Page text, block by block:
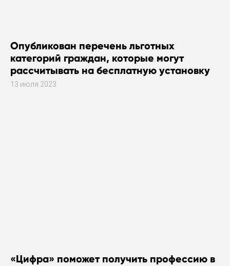
Опубликован перечень льготных
категорий граждан, которые могут
рассчитывать на бесплатную установку
газового оборудования
13 июля 2023
«Цифра» поможет получить профессию в